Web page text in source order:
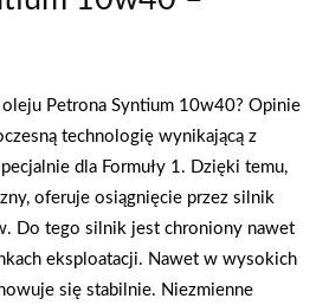
Petrona Syntium 10w40? Opinie
technologię wynikającą z
dla Formuły 1. Dzięki temu,
oferuje osiągnięcie przez silnik
Do tego silnik jest chroniony nawet
eksploatacji. Nawet w wysokich
się stabilnie. Niezmienne